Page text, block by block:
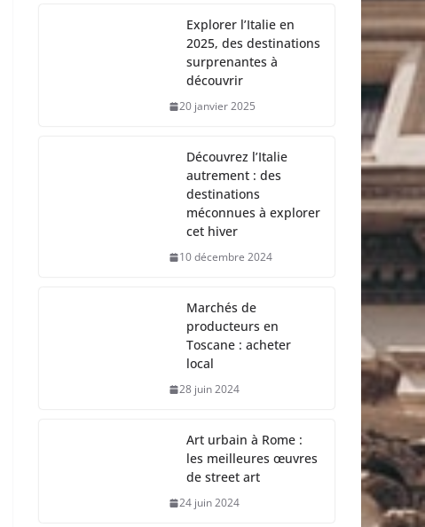
Explorer l’Italie en
2025, des destinations
surprenantes à
découvrir
20 janvier 2025
Découvrez l’Italie
autrement : des
destinations
méconnues à explorer
cet hiver
10 décembre 2024
Marchés de
producteurs en
Toscane : acheter
local
28 juin 2024
Art urbain à Rome :
les meilleures œuvres
de street art
24 juin 2024